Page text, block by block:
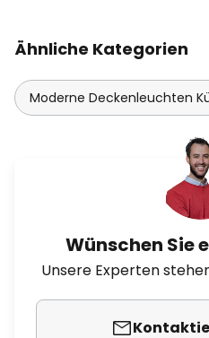
Ähnliche Kategorien
Moderne Deckenleuchten
Wünschen Sie
Unsere Experten